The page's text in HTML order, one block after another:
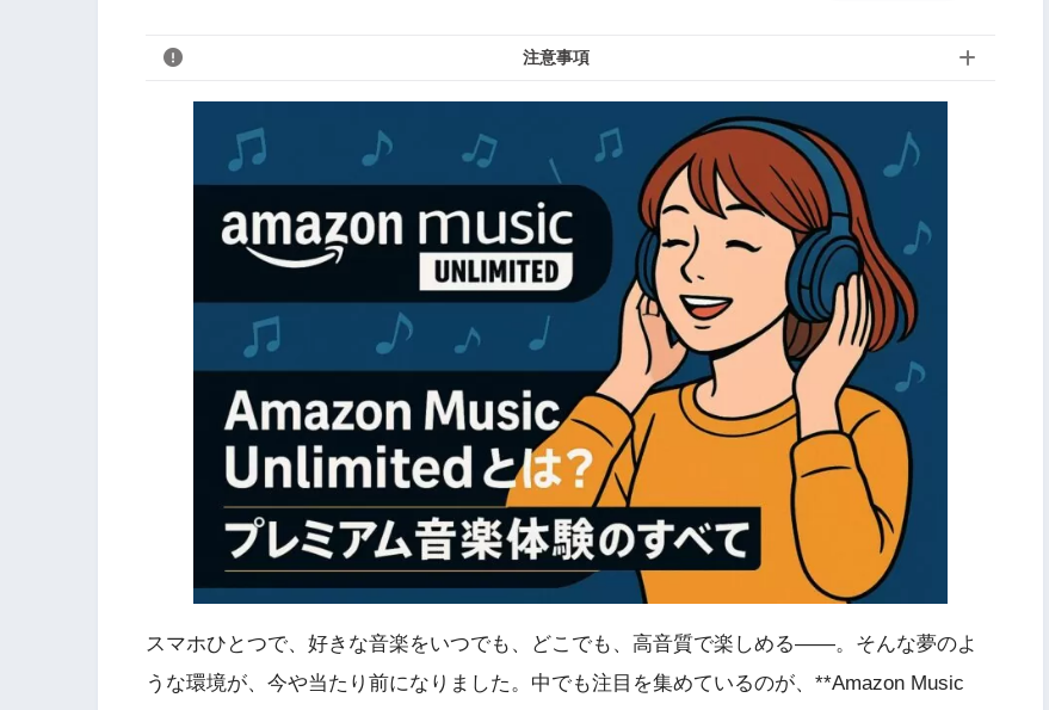
注意事項
スマホひとつで、好きな音楽をいつでも、どこでも、高音質で楽しめる――。そんな夢のよ
うな環境が、今や当たり前になりました。中でも注目を集めているのが、**Amazon Music